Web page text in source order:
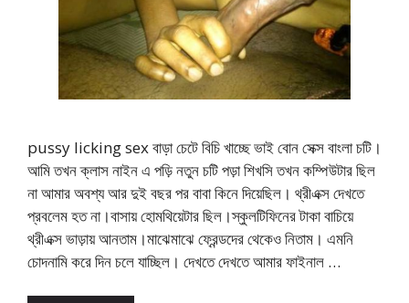
pussy licking sex বাড়া চেটে বিচি খাচ্ছে ভাই বোন সেক্স বাংলা চটি।
আমি তখন ক্লাস নাইন এ পড়ি নতুন চটি পড়া শিখসি তখন কম্পিউটার ছিল
না আমার অবশ্য আর দুই বছর পর বাবা কিনে দিয়েছিল। থ্রীএক্স দেখতে
প্রবলেম হত না।বাসায় হোমথিয়েটার ছিল।স্কুলটিফিনের টাকা বাচিয়ে
থ্রীএক্স ভাড়ায় আনতাম।মাঝেমাঝে ফ্রেন্ডদের থেকেও নিতাম। এমনি
চোদনামি করে দিন চলে যাচ্ছিল। দেখতে দেখতে আমার ফাইনাল …